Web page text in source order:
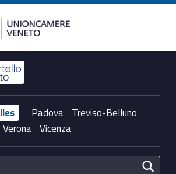
Unioncamere del Veneto
Padova Treviso-Belluno
Verona Vicenza